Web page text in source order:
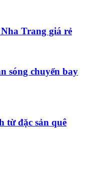
Trang giá rẻ
sóng chuyến bay
từ đặc sản quê